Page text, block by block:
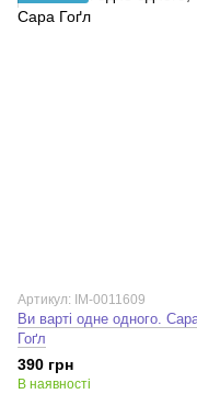
Артикул: IM-0011609
Ви варті одне одного.
Гоґл
390 грн
В наявності